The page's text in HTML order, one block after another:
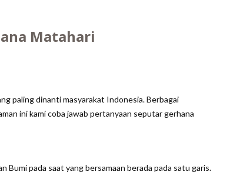
Matahari
paling dinanti masyarakat Indonesia. Berbagai
ini kami coba jawab pertanyaan seputar gerhana
Bumi pada saat yang bersamaan berada pada satu garis.